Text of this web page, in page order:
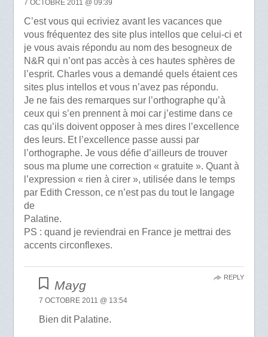
7 OCTOBRE 2011 @ 09:39
C’est vous qui ecriviez avant les vacances que
vous fréquentez des site plus intellos que celui-ci et
je vous avais répondu au nom des besogneux de
N&R qui n’ont pas accès à ces hautes sphères de
l’esprit. Charles vous a demandé quels étaient ces
sites plus intellos et vous n’avez pas répondu.
Je ne fais des remarques sur l’orthographe qu’à
ceux qui s’en prennent à moi car j’estime dans ce
cas qu’ils doivent opposer à mes dires l’excellence
des leurs. Et l’excellence passe aussi par
l’orthographe. Je vous défie d’ailleurs de trouver
sous ma plume une correction « gratuite ». Quant à
l’expression « rien à cirer », utilisée dans le temps
par Edith Cresson, ce n’est pas du tout le langage
de
Palatine.
PS : quand je reviendrai en France je mettrai des
accents circonflexes.
Mayg
7 OCTOBRE 2011 @ 13:54
Bien dit Palatine.
REPLY